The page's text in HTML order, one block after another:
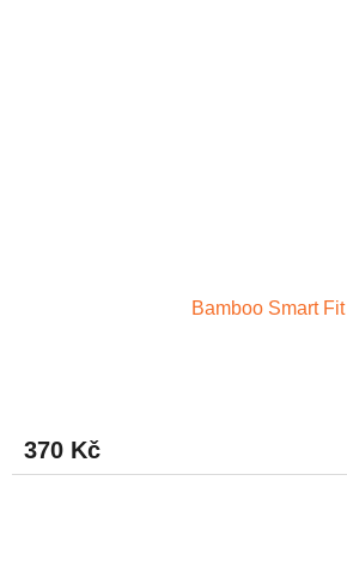
Bamboo Smart Fit
370 Kč